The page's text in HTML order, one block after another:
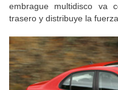
embrague multidisco va
trasero y distribuye la